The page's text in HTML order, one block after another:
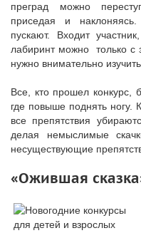
преград можно
приседая и
пускают. Входит
лабиринт можно только с
нужно внимательно
Все, кто прошел конкурс,
где повыше поднять ногу.
все препятствия
делая немыслимые
несуществующие
«Ожившая